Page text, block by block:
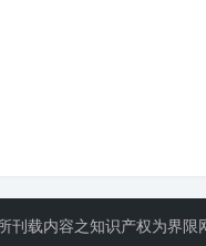
刊载内容之知识产权为界限